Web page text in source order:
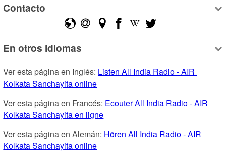
Contacto
En otros idiomas
Ver esta página en Inglés: Listen All India Radio - AIR
Kolkata Sanchayita online
Ver esta página en Francés: Ecouter All India Radio - AIR
Kolkata Sanchayita en ligne
Ver esta página en Alemán: Hören All India Radio - AIR
Kolkata Sanchayita online